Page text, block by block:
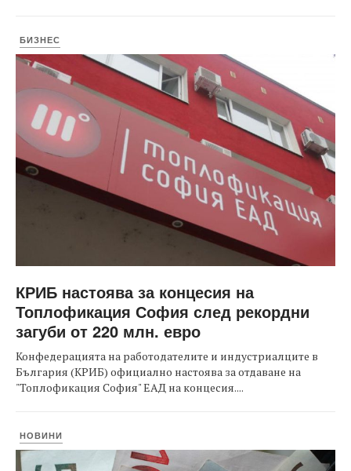
БИЗНЕС
КРИБ настоява за концесия на
Топлофикация София след рекордни
загуби от 220 млн. евро
Конфедерацията на работодателите и индустриалците в
България (КРИБ) официално настоява за отдаване на
"Топлофикация София" ЕАД на концесия....
НОВИНИ